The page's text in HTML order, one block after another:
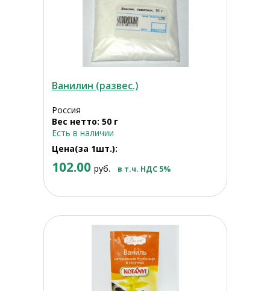
Ванилин (развес.)
Россия
Вес нетто: 50 г
Есть в наличии
Цена(за 1шт.):
102.00 руб. в т.ч. НДС 5%